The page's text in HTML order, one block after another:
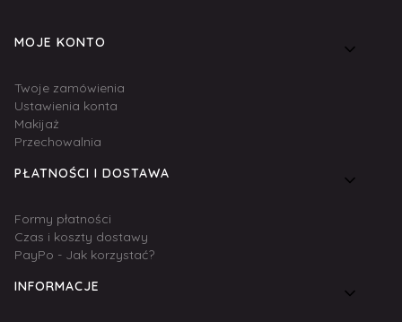
Linki w stopce
MOJE KONTO
Twoje zamówienia
Ustawienia konta
Makijaż
Przechowalnia
PŁATNOŚCI I DOSTAWA
Formy płatności
Czas i koszty dostawy
PayPo - Jak korzystać?
INFORMACJE